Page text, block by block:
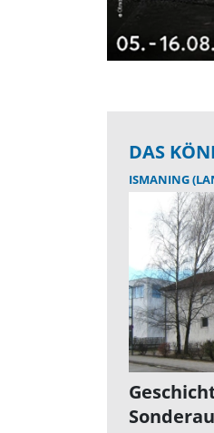
DAS
ISMANING